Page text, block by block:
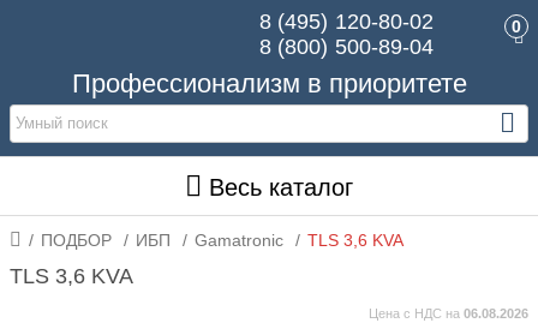
Профессионализм в приоритете
8 (495) 120-80-02
8 (800) 500-89-04
0
Весь каталог
ПОДБОР ИБП Gamatronic TLS 3,6 KVA
TLS 3,6 KVA
Цена с НДС на 06.08.2026